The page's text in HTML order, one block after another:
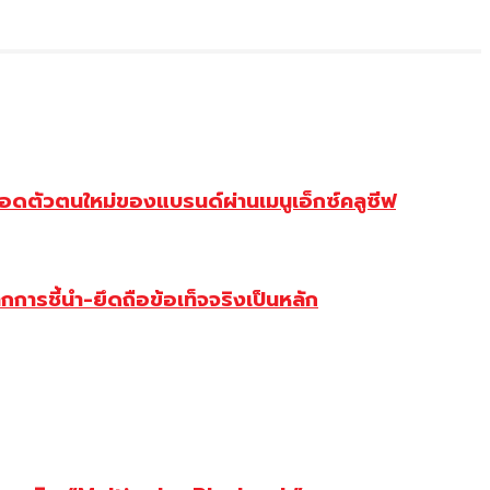
ดตัวตนใหม่ของแบรนด์ผ่านเมนูเอ็กซ์คลูซีฟ
ารชี้นำ-ยึดถือข้อเท็จจริงเป็นหลัก